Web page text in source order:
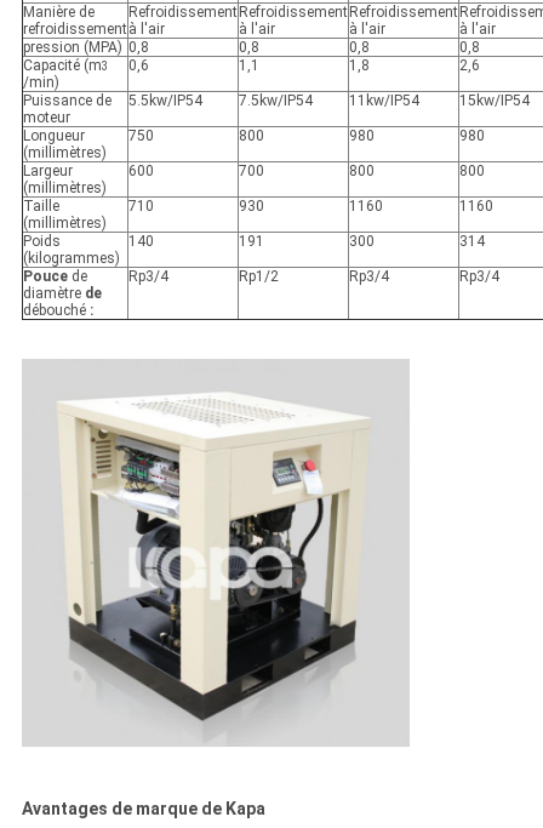
Manière de
refroidissement
Refroidissement
à l'air
Refroidissement
à l'air
Refroidissement
à l'air
à l'air
pression (MPA) 0,8 0,8 0,8
0,8
Capacité (m3
/min)
0,6 1,1 1,8 2,6
Puissance de
moteur
5.5kw/IP54 7.5kw/IP54 11kw/IP54 15kw/IP54
Longueur
(millimètres)
750 800 980 980
Largeur
(millimètres)
600 700 800 800
Taille
(millimètres)
710 930 1160 1160
Poids
(kilogrammes)
140 191 300 314
Poucede
diamètre de
débouché :
Rp3/4 Rp1/2 Rp3/4 Rp3/4
Avantages de marque de Kapa